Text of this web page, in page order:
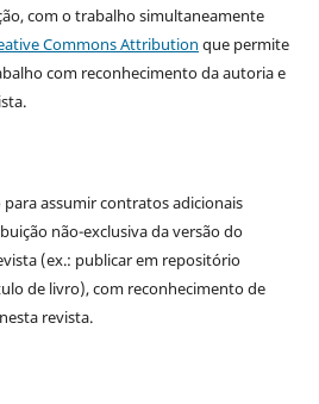
com o trabalho simultaneamente
Commons Attribution que permite
com reconhecimento da autoria e
assumir contratos adicionais
não-exclusiva da versão do
(ex.: publicar em repositório
de livro), com reconhecimento de
revista.